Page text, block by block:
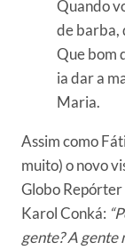
Quando
de barba,
Que bom
ia dar a
Maria.
Assim como
muito) o novo
Globo Repórter
Karol Conká:
gente? A gente